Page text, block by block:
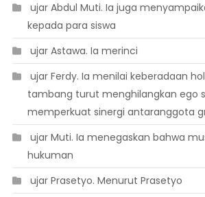
 ujar Abdul Muti. Ia juga
kepada para siswa
 ujar Astawa. Ia merinci
 ujar Ferdy. Ia menilai keberadaan
tambang turut menghilangkan ego
memperkuat sinergi antaranggota
 ujar Muti. Ia menegaskan bahwa
hukuman
 ujar Prasetyo. Menurut Prasetyo